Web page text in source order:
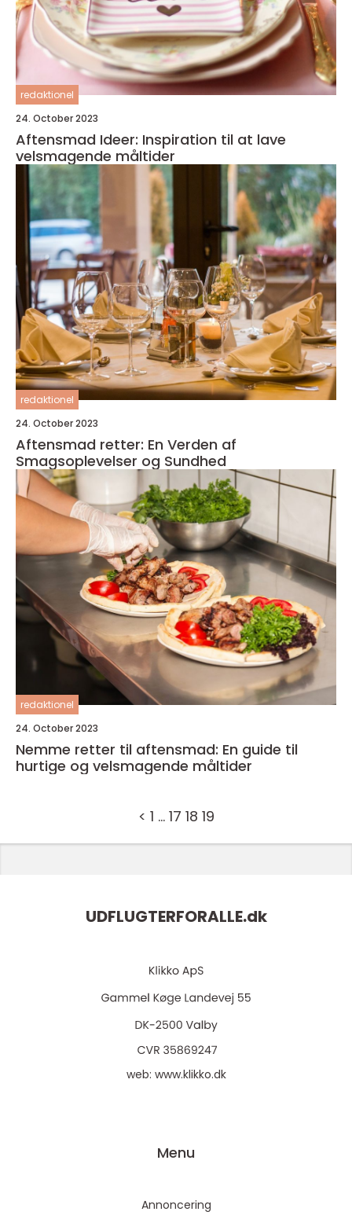
redaktionel
24. October 2023
Aftensmad Ideer: Inspiration til at lave
velsmagende måltider
redaktionel
24. October 2023
Aftensmad retter: En Verden af
Smagsoplevelser og Sundhed
redaktionel
24. October 2023
Nemme retter til aftensmad: En guide til
hurtige og velsmagende måltider
< 1 … 17 18 19
UDFLUGTERFORALLE.dk
web: www.klikko.dk
Menu
Annoncering